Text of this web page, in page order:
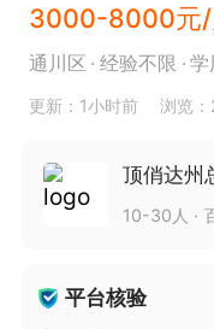
3000-8000元/
通川区 经验不限 学
更新：1小时前 浏览
顶俏达州
10-30人
平台核验